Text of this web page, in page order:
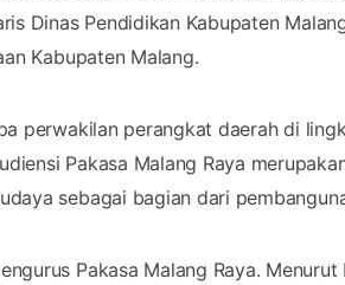
Dinas Pendidikan Kabupaten
Kabupaten Malang.
perwakilan perangkat daerah di
Pakasa Malang Raya
sebagai bagian dari
Pakasa Malang Raya.